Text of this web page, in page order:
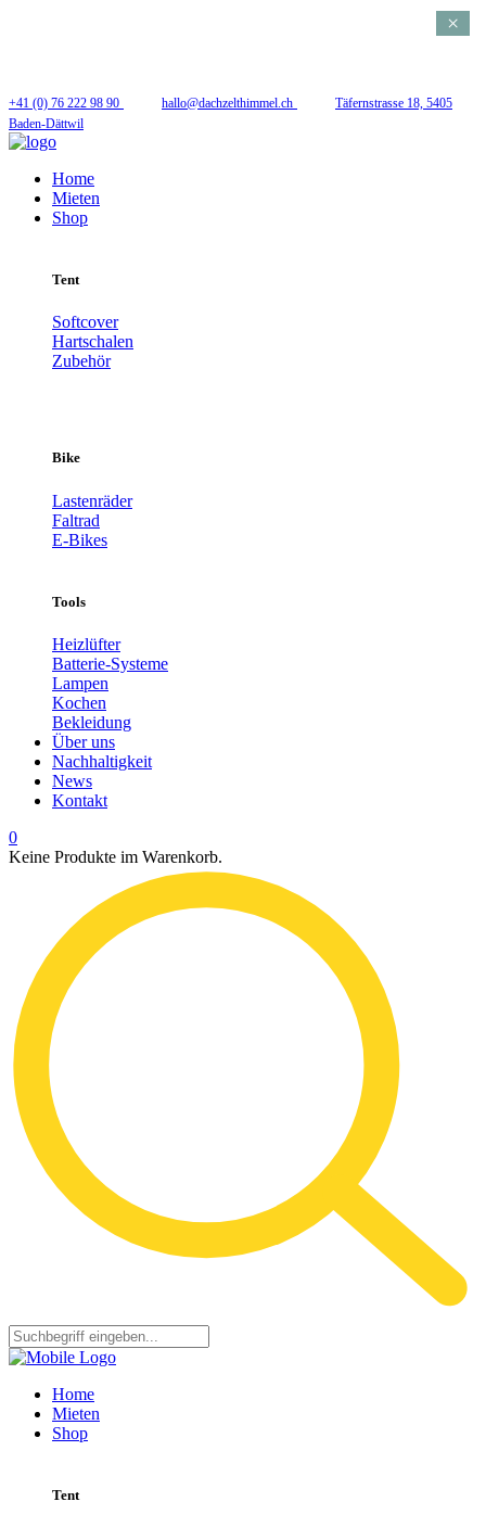
+41 (0) 76 222 98 90 hallo@dachzelthimmel.ch
Täfernstrasse 18, 5405
Baden-Dättwil
Home
Mieten
Shop
Tent
Softcover
Hartschalen
Zubehör
Bike
Lastenräder
Faltrad
E-Bikes
Tools
Heizlüfter
Batterie-Systeme
Lampen
Kochen
Bekleidung
Über uns
Nachhaltigkeit
News
Kontakt
0
Keine Produkte im Warenkorb.
Home
Mieten
Shop
Tent
×